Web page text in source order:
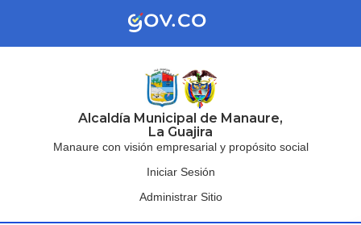
Alcaldía Municipal de Manaure,
La Guajira
Manaure con visión empresarial y propósito social
Iniciar Sesión
Administrar Sitio